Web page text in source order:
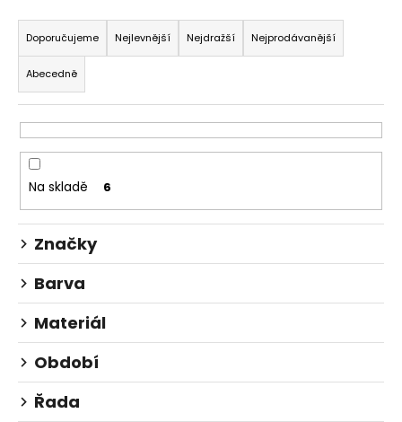
Ř
a
z
e
n
í
p
o
d
u
k
t
ů
Doporučujeme Nejlevnější Nejdražší Nejprodávanější
Abecedně
Na skladě 6
Značky
Barva
Materiál
Období
Řada
D
o
p
o
u
č
u
j
e
m
e
CYKLISTICKÉ
PONOŽKY
FRESH
15